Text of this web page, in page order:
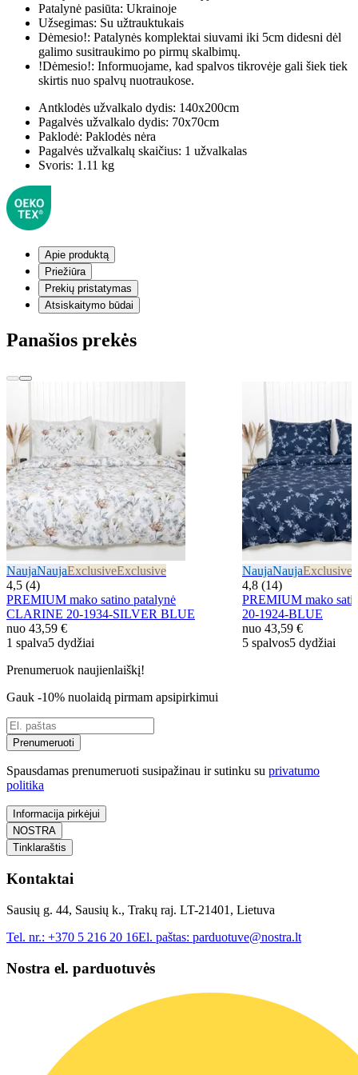
Patalynė pasiūta: Ukrainoje
Užsegimas: Su užtrauktukais
Dėmesio!: Patalynės komplektai siuvami iki 5cm didesni dėl
galimo susitraukimo po pirmų skalbimų.
!Dėmesio!: Informuojame, kad spalvos tikrovėje gali šiek tiek
skirtis nuo spalvų nuotraukose.
Antklodės užvalkalo dydis: 140x200cm
Pagalvės užvalkalo dydis: 70x70cm
Paklodė: Paklodės nėra
Pagalvės užvalkalų skaičius: 1 užvalkalas
Svoris: 1.11 kg
Apie produktą
Priežiūra
Prekių pristatymas
Atsiskaitymo būdai
Panašios prekės
NaujaNaujaExclusiveExclusive
4,5 (4)
PREMIUM mako satino patalynė
CLARINE 20-1934-SILVER BLUE
nuo 43,59 €
1 spalva5 dydžiai
NaujaNaujaExclusive
4,8 (14)
PREMIUM mako
20-1924-BLUE
nuo 43,59 €
5 spalvos5 dydžiai
Prenumeruok naujienlaiškį!
Gauk -10% nuolaidą pirmam apsipirkimui
Prenumeruoti
Spausdamas prenumeruoti susipažinau ir sutinku su privatumo
politika
Informacija pirkėjui
NOSTRA
Tinklaraštis
Kontaktai
Sausių g. 44, Sausių k., Trakų raj. LT-21401, Lietuva
Tel. nr.: +370 5 216 20 16El. paštas: parduotuve@nostra.lt
Nostra el. parduotuvės